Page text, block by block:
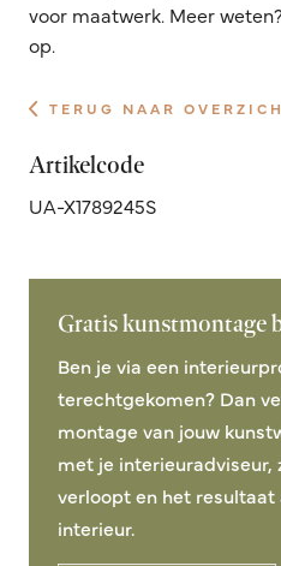
voor maatwerk. Meer
op.
TERUG NAAR
Artikelcode
UA-X1789245S
Gratis kunstmontage
Ben je via een
terechtgekomen? Dan
montage van jouw
met je interieuradviseur,
verloopt en het
interieur.